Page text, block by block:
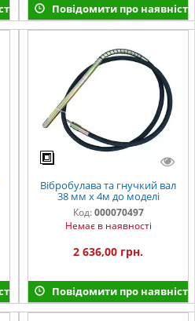
Повідомити про наявність
Вібробулава та гнучкий вал
38 мм х 4м до моделі
Код: 000070497
Немає в наявності
2 636,00 грн.
Повідомити про наявність